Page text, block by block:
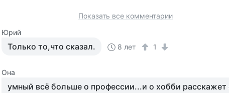
Показать все комментарии
Юрий
Только то,что сказал. 8 лет 1
Она
умный всё больше о профессии...и о хобби расскажет